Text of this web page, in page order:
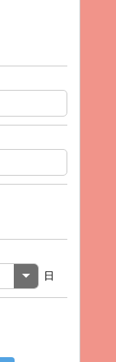
日